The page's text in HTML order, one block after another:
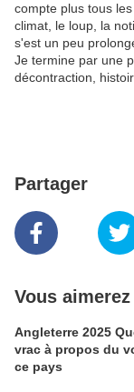
compte plus tous
climat, le loup, la
s'est un peu
Je termine par une
décontraction,
Partager
Vous
Angleterre 2025
vrac à propos du
ce pays